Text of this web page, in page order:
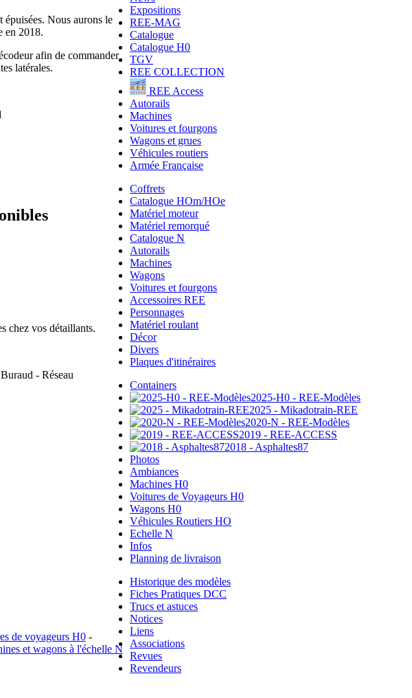
Nous aurons le
en 2018.
afin de commander
latérales.
chez vos détaillants.
- Réseau
de voyageurs H0-
et wagons à l'échelle N
Expositions
REE-MAG
Catalogue
Catalogue H0
TGV
REE COLLECTION
REE Access
Autorails
Machines
Voitures et fourgons
Wagons et grues
Véhicules routiers
Armée Française
Coffrets
Catalogue HOm/HOe
Matériel moteur
Matériel remorqué
Catalogue N
Autorails
Machines
Wagons
Voitures et fourgons
Accessoires REE
Personnages
Matériel roulant
Décor
Divers
Plaques d'itinéraires
Containers
2025-H0 - REE-Modèles
2025 - Mikadotrain-REE
2020-N - REE-Modèles
2019 - REE-ACCESS
2018 - Asphaltes87
Photos
Ambiances
Machines H0
Voitures de Voyageurs H0
Wagons H0
Véhicules Routiers HO
Echelle N
Infos
Planning de livraison
Historique des modèles
Fiches Pratiques DCC
Trucs et astuces
Notices
Liens
Associations
Revues
Revendeurs